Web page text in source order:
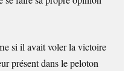
si il avait voler la victoire
présent dans le peloton